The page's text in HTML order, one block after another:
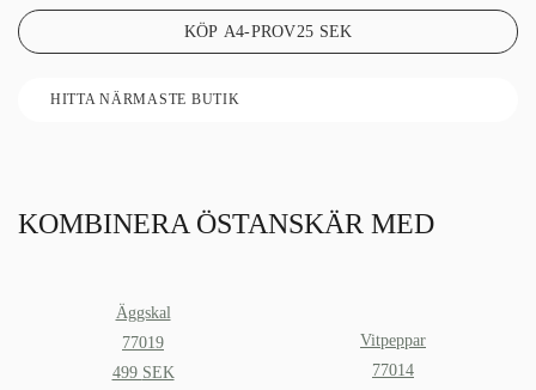
KÖP A4-PROV25 SEK
HITTA NÄRMASTE BUTIK
KOMBINERA ÖSTANSKÄR MED
Äggskal
77019
499 SEK
Vitpeppar
77014